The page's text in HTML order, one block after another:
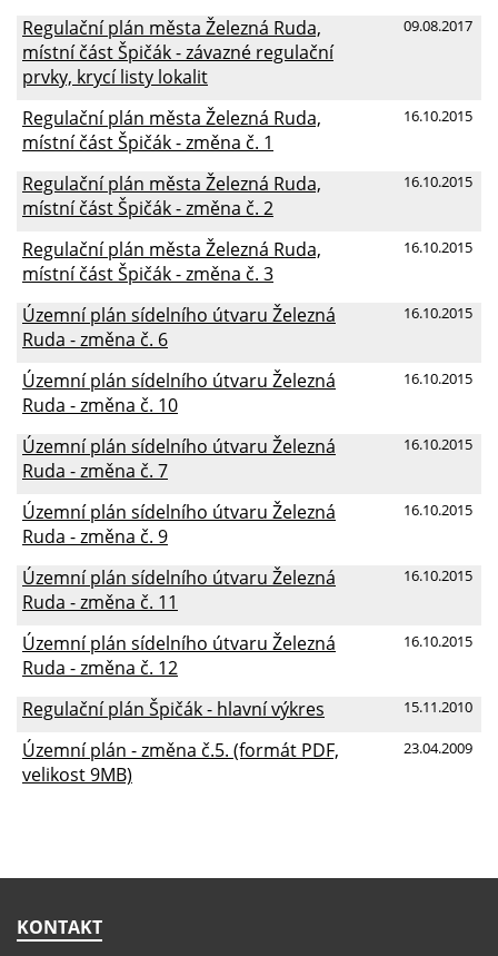
09.08.2017
Regulační plán města Železná Ruda,
místní část Špičák - závazné regulační
prvky, krycí listy lokalit
16.10.2015
Regulační plán města Železná Ruda,
místní část Špičák - změna č. 1
16.10.2015
Regulační plán města Železná Ruda,
místní část Špičák - změna č. 2
16.10.2015
Regulační plán města Železná Ruda,
místní část Špičák - změna č. 3
16.10.2015
Územní plán sídelního útvaru Železná
Ruda - změna č. 6
16.10.2015
Územní plán sídelního útvaru Železná
Ruda - změna č. 10
16.10.2015
Územní plán sídelního útvaru Železná
Ruda - změna č. 7
16.10.2015
Územní plán sídelního útvaru Železná
Ruda - změna č. 9
16.10.2015
Územní plán sídelního útvaru Železná
Ruda - změna č. 11
16.10.2015
Územní plán sídelního útvaru Železná
Ruda - změna č. 12
15.11.2010
Regulační plán Špičák - hlavní výkres
23.04.2009
Územní plán - změna č.5. (formát PDF,
velikost 9MB)
KONTAKT